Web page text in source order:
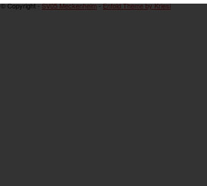
© Copyright -SV05 Meckenheim-Enfold Theme by Kriesi